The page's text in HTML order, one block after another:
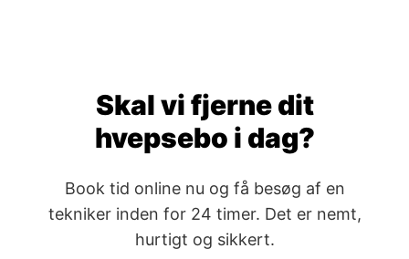
Skal vi fjerne dit
hvepsebo i dag?
Book tid online nu og få besøg af en
tekniker inden for 24 timer. Det er nemt,
hurtigt og sikkert.